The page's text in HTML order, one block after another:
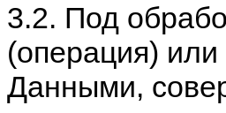
3.2. Под
(операция) или
Данными,